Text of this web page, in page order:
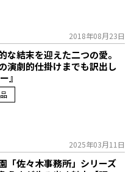
2018年08月23日
な結末を迎えた二つの愛。
演劇的仕掛けまでも訳出し
』
2025年03月11日
「佐々木事務所」シリーズ